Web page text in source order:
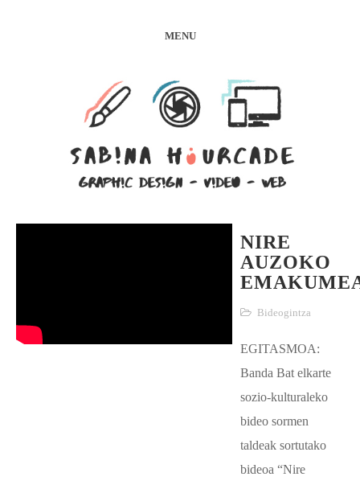
MENU
NIRE
AUZOKO
Bideogintza
EGITASMOA:
Banda Bat elkarte
sozio-kulturaleko
bideo sormen
taldeak sortutako
bideoa “Nire